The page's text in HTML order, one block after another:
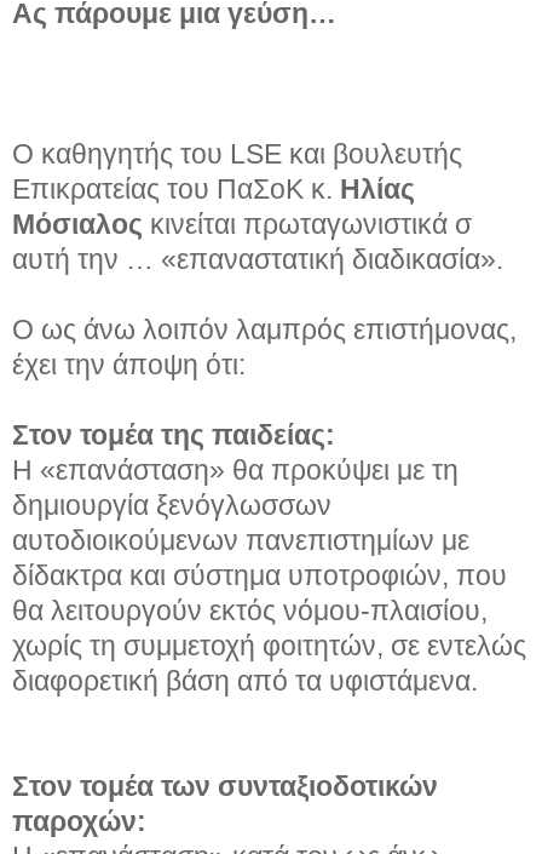
Ας πάρουμε μια γεύση…
Ο καθηγητής του LSΕ και βουλευτής
Επικρατείας του ΠαΣοΚ κ. Ηλίας
Μόσιαλος κινείται πρωταγωνιστικά σ
αυτή την … «επαναστατική διαδικασία».
Ο ως άνω λοιπόν λαμπρός επιστήμονας,
έχει την άποψη ότι:
Στον τομέα της παιδείας:
Η «επανάσταση» θα προκύψει με τη
δημιουργία ξενόγλωσσων
αυτοδιοικούμενων πανεπιστημίων με
δίδακτρα και σύστημα υποτροφιών, που
θα λειτουργούν εκτός νόμου-πλαισίου,
χωρίς τη συμμετοχή φοιτητών, σε εντελώς
διαφορετική βάση από τα υφιστάμενα.
Στον τομέα των συνταξιοδοτικών
παροχών: